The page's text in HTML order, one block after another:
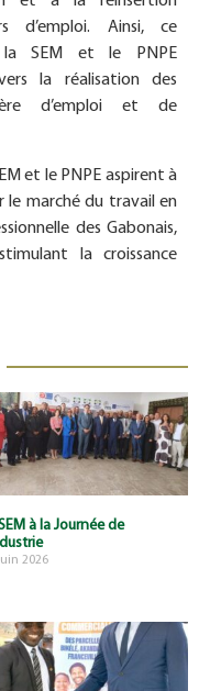
d’emploi. Ainsi, ce
la SEM et le PNPE
la réalisation des
d’emploi et de
et le PNPE aspirent à
le marché du travail en
des Gabonais,
la croissance
à la Journée de
2026